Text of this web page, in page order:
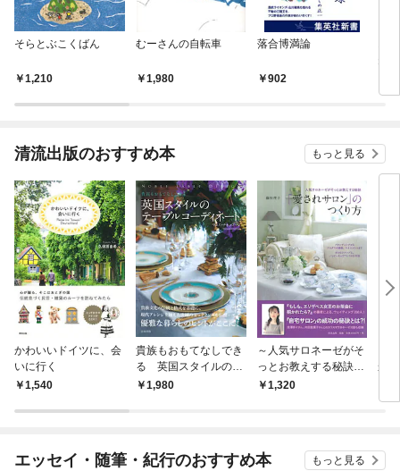
そらとぶこくばん
1,210
むーさんの自転車
1,980
落合博満論
902
清流出版のおすすめ本 もっと見る
かわいいドイツに、会
いに行く
1,540
貴族もおもてなしでき
る 英国スタイルのテ
ーブルコーディネート
1,980
～人気サロネーゼがそ
っとお教えする秘訣～
「愛されサロン」のつ
1,320
か
サ
エッセイ・随筆・紀行のおすすめ本 もっと見る